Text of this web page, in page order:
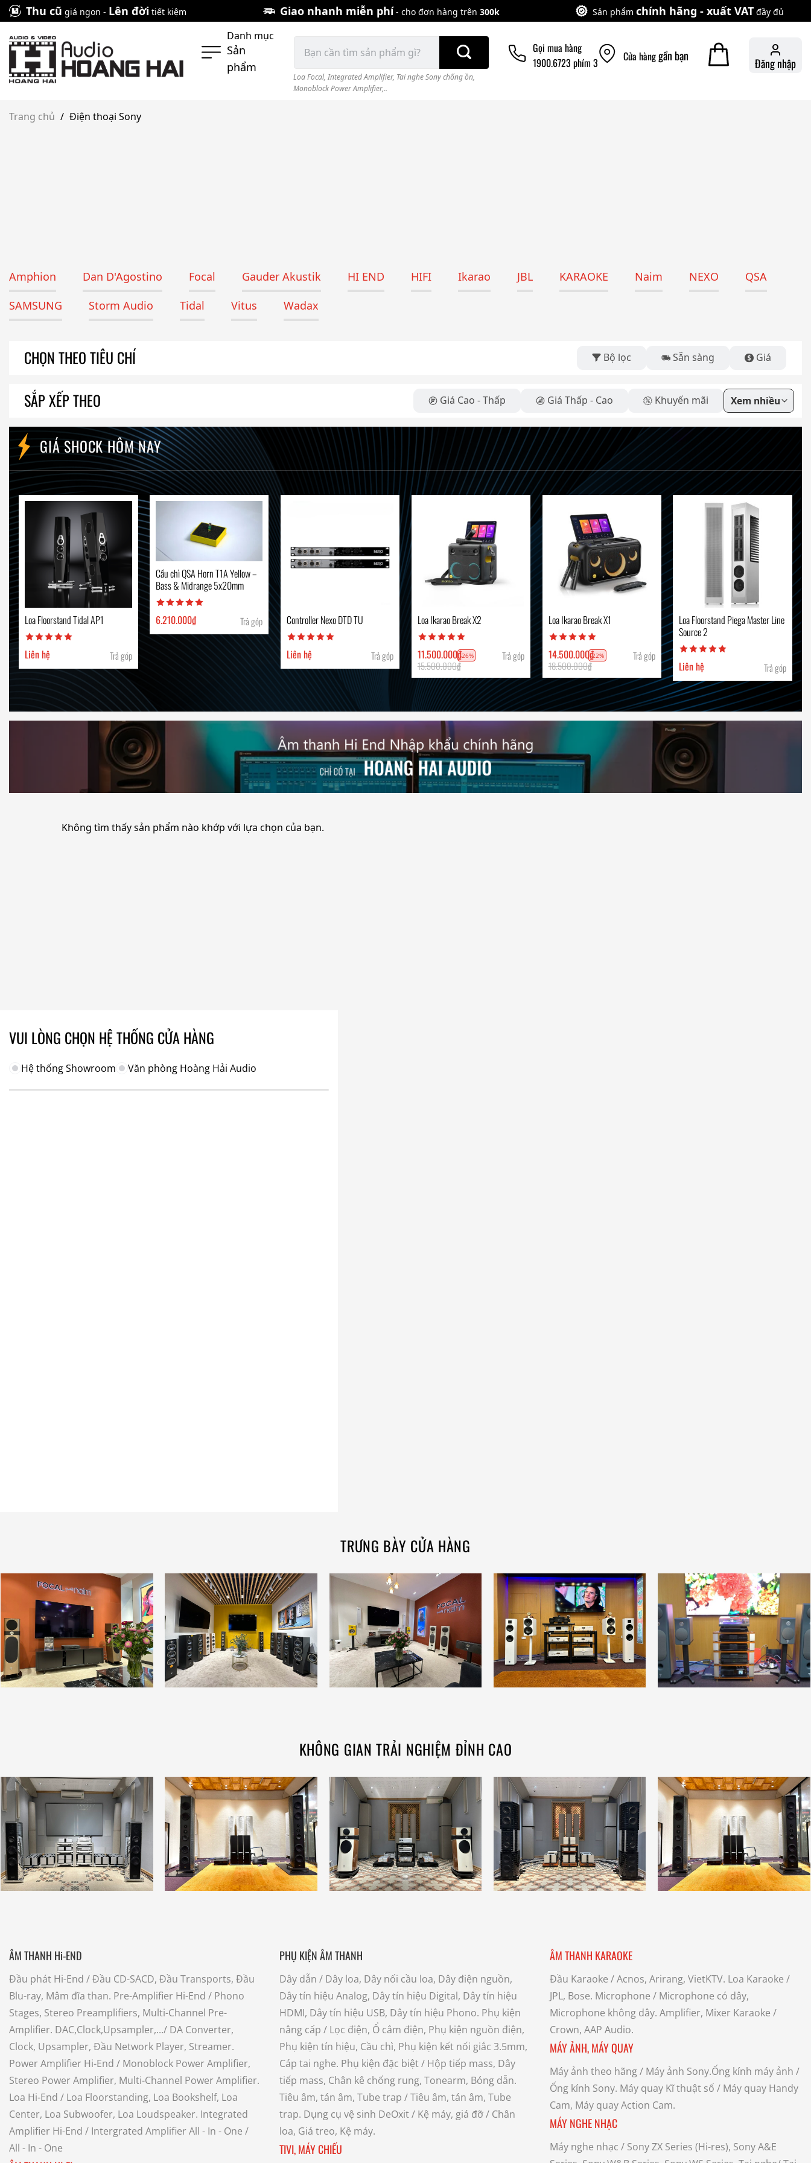
Skip
to
content
Thu cũ giá ngon - Lên đời tiết kiệm Giao nhanh miễn phí- cho đơn hàng trên 300k Sản phẩm chính hãng - xuất VAT đầy đủ
Danh mục
Sản
phẩm
kiếm:
Loa Focal, Integrated Amplifier, Tai nghe Sony chống ồn,
Monoblock Power Amplifier,..
Gọi mua hàng
1900.6723 phím 3
Cửa hànggần bạn Đăng nhập
Trang chủ / Điện thoại Sony
Amphion Dan D'Agostino Focal Gauder Akustik HI END HIFI Ikarao JBL KARAOKE Naim NEXO
QSA
SAMSUNG
Storm Audio Tidal Vitus Wadax
CHỌN THEO TIÊU CHÍ Bộ lọc Sẵn sàng Giá
SẮP XẾP THEO Giá Cao - Thấp Giá Thấp - Cao Khuyến mãi
GIÁ SHOCK HÔM NAY
Loa Floorstand Tidal AP1
Liên hệ Trả góp
Cầu chì QSA Horn T1A Yellow –
Bass & Midrange 5x20mm
6.210.000₫ Trả góp Controller Nexo DTD TU
Liên hệ Trả góp
Loa Ikarao Break X2
11.500.000₫
15.500.000₫
-26% Trả góp
Loa Ikarao Break X1
14.500.000₫
18.500.000₫
-22% Trả góp
Loa Floorstand Piega Master Line
Source 2
Liên hệ Trả góp
Không tìm thấy sản phẩm nào khớp với lựa chọn của bạn.
VUI LÒNG CHỌN HỆ THỐNG CỬA HÀNG
Hệ thống Showroom Văn phòng Hoàng Hải Audio
TRƯNG BÀY CỬA HÀNG
KHÔNG GIAN TRẢI NGHIỆM ĐỈNH CAO
ÂM THANH Hi-END
Đầu phát Hi-End / Đầu CD-SACD, Đầu Transports, Đầu
Blu-ray, Mâm đĩa than. Pre-Amplifier Hi-End / Phono
Stages, Stereo Preamplifiers, Multi-Channel Pre-
Amplifier. DAC,Clock,Upsampler,.../ DA Converter,
Clock, Upsampler, Đầu Network Player, Streamer.
Power Amplifier Hi-End / Monoblock Power Amplifier,
Stereo Power Amplifier, Multi-Channel Power Amplifier.
Loa Hi-End / Loa Floorstanding, Loa Bookshelf, Loa
Center, Loa Subwoofer, Loa Loudspeaker. Integrated
Amplifier Hi-End / Intergrated AmplifierAll - In - One /
All - In - One
PHỤ KIỆN ÂM THANH
Dây dẫn / Dây loa, Dây nối cầu loa, Dây điện nguồn,
Dây tín hiệu Analog, Dây tín hiệu Digital, Dây tín hiệu
HDMI, Dây tín hiệu USB, Dây tín hiệu Phono. Phụ kiện
nâng cấp / Lọc điện, Ổ cắm điện, Phụ kiện nguồn điện,
Phụ kiện tín hiệu, Cầu chì, Phụ kiện kết nối giắc 3.5mm,
Cáp tai nghe. Phụ kiện đặc biệt/ Hộp tiếp mass, Dây
tiếp mass, Chân kê chống rung, Tonearm, Bóng dẫn.
Tiêu âm, tán âm, Tube trap / Tiêu âm, tán âm, Tube
trap. Dụng cụ vệ sinh DeOxit/ Kệ máy, giá đỡ/ Chân
loa, Giá treo, Kệ máy.
TIVI, MÁY CHIẾU
ÂM THANH KARAOKE
Đầu Karaoke / Acnos, Arirang, VietKTV. Loa Karaoke /
JPL, Bose. Microphone / Microphone có dây,
Microphone không dây. Amplifier, Mixer Karaoke /
Crown, AAP Audio.
MÁY ẢNH, MÁY QUAY
Máy ảnh theo hãng/ Máy ảnh Sony.Ống kính máy ảnh /
Ống kính Sony. Máy quay Kĩ thuật số / Máy quay Handy
Cam, Máy quay Action Cam.
MÁY NGHE NHẠC
Máy nghe nhạc / Sony ZX Series (Hi-res), Sony A&E